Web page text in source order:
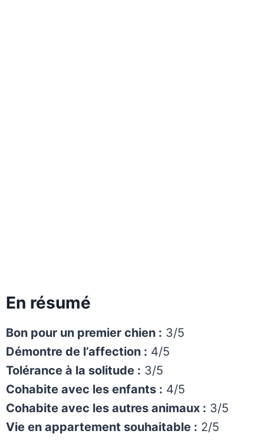
En résumé
Bon pour un premier chien : 3/5
Démontre de l’affection : 4/5
Tolérance à la solitude : 3/5
Cohabite avec les enfants : 4/5
Cohabite avec les autres animaux : 3/5
Vie en appartement souhaitable : 2/5